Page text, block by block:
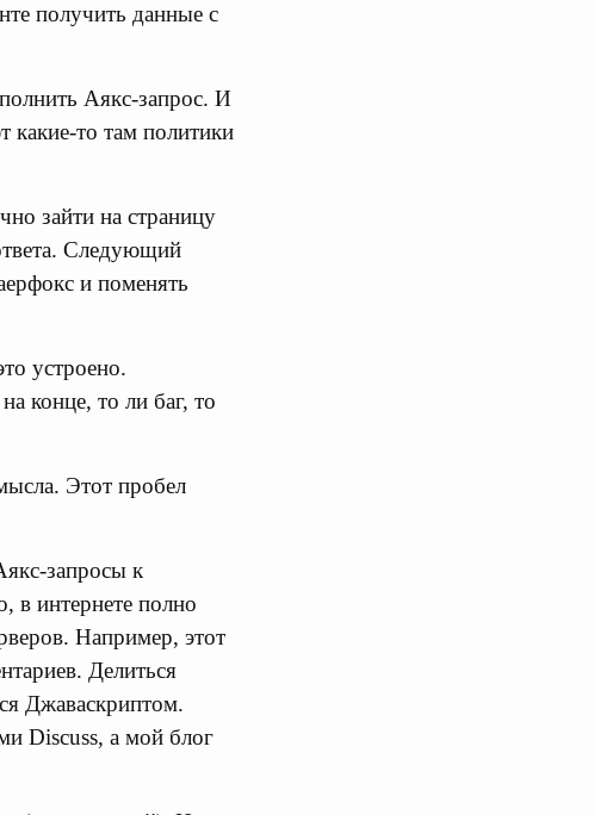
получить данные с
Аякс-запрос. И
какие-то там политики
зайти на страницу
Следующий
и поменять
устроено.
конце, то ли баг, то
Этот пробел
запросы к
в интернете полно
Например, этот
Делиться
Джаваскриптом.
Discuss, а мой блог